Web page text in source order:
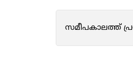
സമീപകാലത്ത്